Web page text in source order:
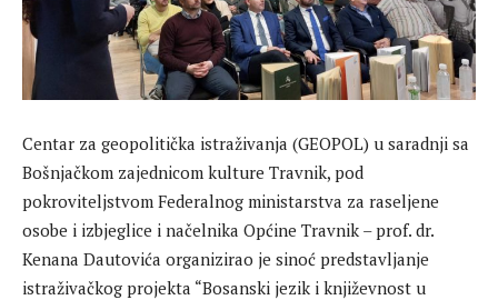
Centar za geopolitička istraživanja (GEOPOL) u saradnji sa
Bošnjačkom zajednicom kulture Travnik, pod
pokroviteljstvom Federalnog ministarstva za raseljene
osobe i izbjeglice i načelnika Općine Travnik – prof. dr.
Kenana Dautovića organizirao je sinoć predstavljanje
istraživačkog projekta “Bosanski jezik i književnost u